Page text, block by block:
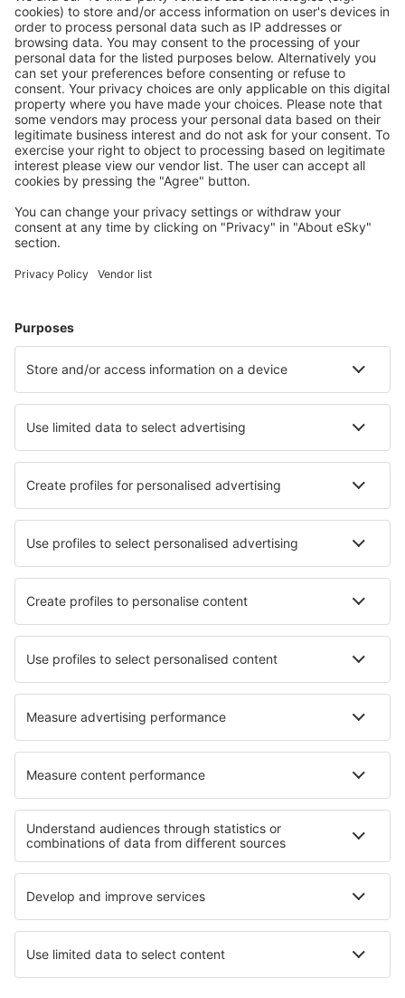
dátumokat és a vendégek számát. Megmutatjuk önnek a
legjobb szálláshelyjavaslatokat – hoteleket, apartmanokat,
hosteleket és egyéb létesítményeket, amelyek rendelkezésre
állnak a megadott dátumokon. Ezután válassza ki a hotelt, a
szobát, és fejezze be a foglalást. A dátumokat ki is hagyhatja,
és így mi megmutatjuk a kiválasztott helyen az összes
rendelkezésre álló létesítményt. A szállásfoglalás az eSky-on
egyszerű és ösztönös.
Tervezze meg az utazást
Repülőjegy
Szállás
Repülő+Hotel
Hotelek
Transzferek
Látnivalók
Sportesemények
Tudjon meg többet
Legalacsonyabb ár garancia
Légitársaságok
Ryanair
Wizz Air
Lufthansa
Eurowings
easyJet
eSky
Felhasználási feltételek
Foglalásaim
Adatvédelmi Irányelvek
Segítség és kapcsolat